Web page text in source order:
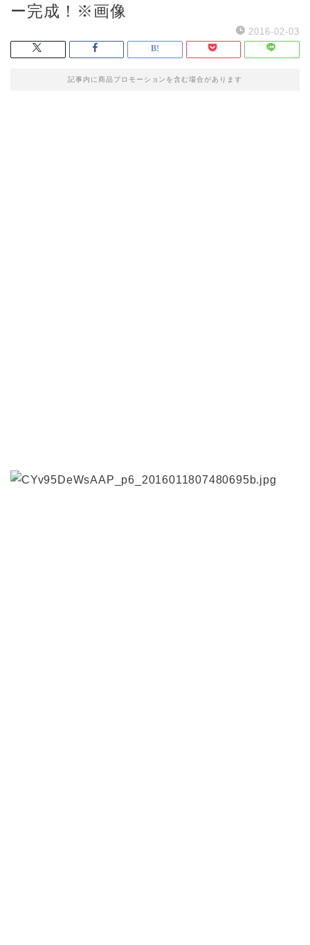
ー完成！※画像
2016-02-03
記事内に商品プロモーションを含む場合があります